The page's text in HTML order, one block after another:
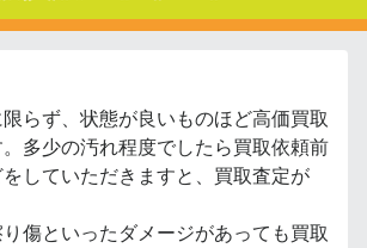
らず、状態が良いものほど高価買取
多少の汚れ程度でしたら買取依頼前
していただきますと、買取査定が
傷といったダメージがあっても買取